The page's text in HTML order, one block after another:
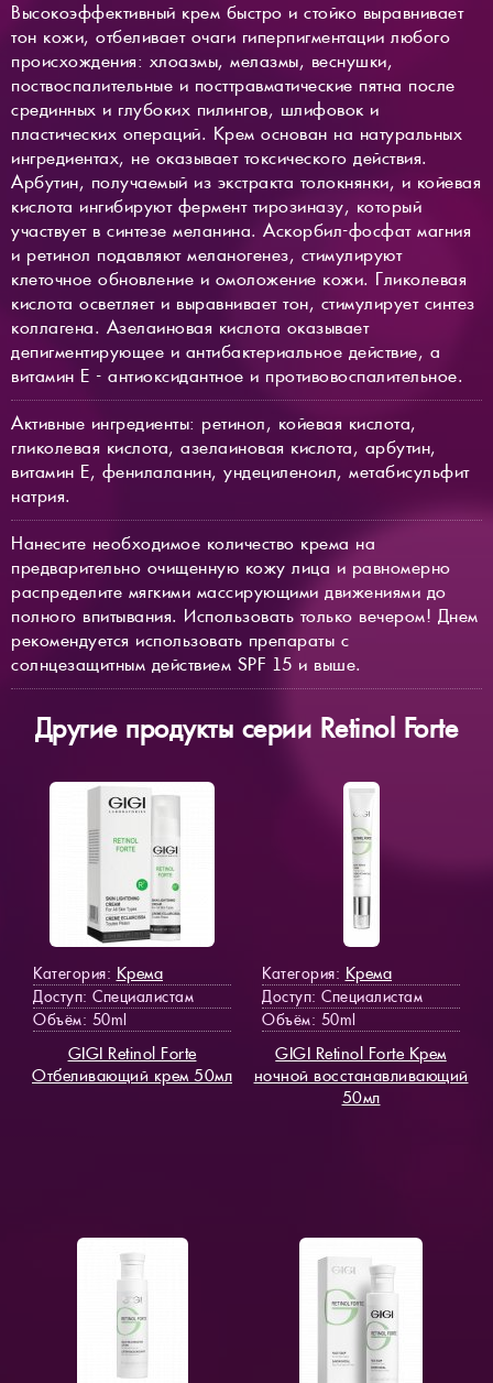
Высокоэффективный крем быстро и стойко выравнивает
тон кожи, отбеливает очаги гиперпигментации любого
происхождения: хлоазмы, мелазмы, веснушки,
поствоспалительные и посттравматические пятна после
срединных и глубоких пилингов, шлифовок и
пластических операций. Крем основан на натуральных
ингредиентах, не оказывает токсического действия.
Арбутин, получаемый из экстракта толокнянки, и койевая
кислота ингибируют фермент тирозиназу, который
участвует в синтезе меланина. Аскорбил-фосфат магния
и ретинол подавляют меланогенез, стимулируют
клеточное обновление и омоложение кожи. Гликолевая
кислота осветляет и выравнивает тон, стимулирует синтез
коллагена. Азелаиновая кислота оказывает
депигментирующее и антибактериальное действие, а
витамин Е - антиокcидантное и противовоспалительное.
Активные ингредиенты: ретинол, койевая кислота,
гликолевая кислота, азелаиновая кислота, арбутин,
витамин Е, фенилаланин, ундециленоил, метабисульфит
натрия.
Нанесите необходимое количество крема на
предварительно очищенную кожу лица и равномерно
распределите мягкими массирующими движениями до
полного впитывания. Использовать только вечером! Днем
рекомендуется использовать препараты с
солнцезащитным действием SPF 15 и выше.
Другие продукты серии Retinol Forte
Категория: Крема
Доступ: Специалистам
Объём: 50ml
GIGI Retinol Forte
Отбеливающий крем 50мл
Категория: Крема
Доступ: Специалистам
Объём: 50ml
GIGI Retinol Forte Крем
ночной восстанавливающий
50мл